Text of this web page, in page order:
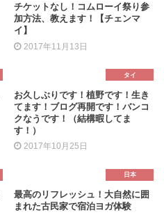
チケットなし！コムローイ祭り参
加方法、教えます！【チェンマ
イ】
2017年11月13日
タイ
お久しぶりです！植野です！生き
てます！ブログ再開です！バンコ
クなうです！（結構暇してま
す！）
2017年10月25日
日本
最高のリフレッシュ！大自然に囲
まれた古民家で宿泊ヨガ体験